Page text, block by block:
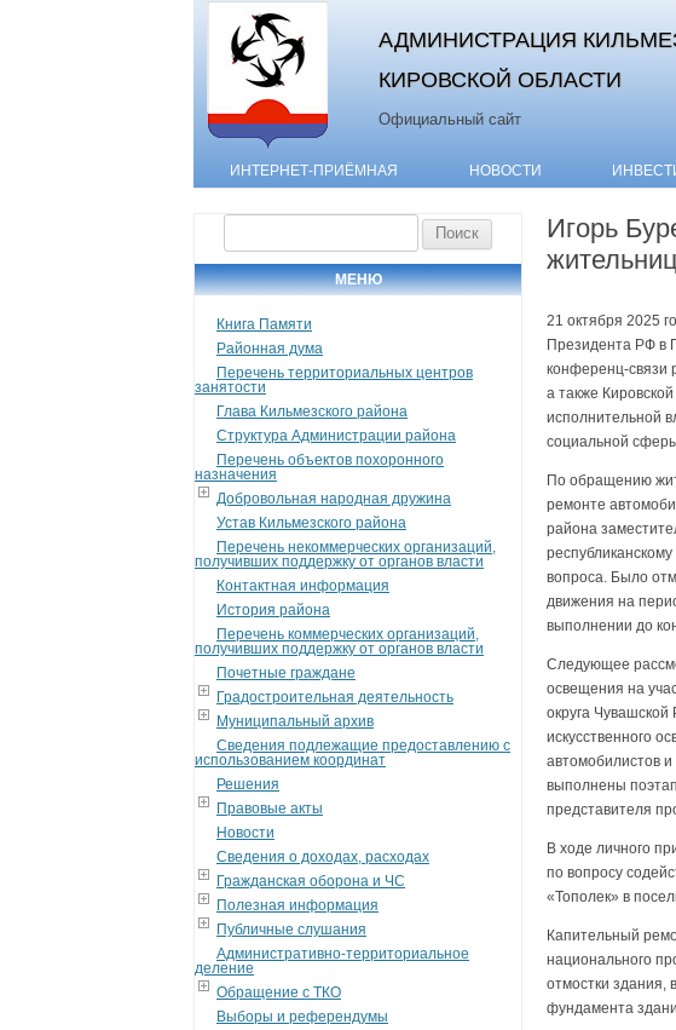
АДМИНИСТРАЦИЯ
КИРОВСКОЙ ОБЛАСТИ
Официальный сайт
ИНТЕРНЕТ-ПРИЁМНАЯ НОВОСТИ
МЕНЮ
Книга Памяти
Районная дума
Перечень территориальных центров
занятости
Глава Кильмезского района
Структура Администрации района
Перечень объектов похоронного
назначения
Добровольная народная дружина
Устав Кильмезского района
Перечень некоммерческих организаций,
получивших поддержку от органов власти
Контактная информация
История района
Перечень коммерческих организаций,
получивших поддержку от органов власти
Почетные граждане
Градостроительная деятельность
Муниципальный архив
Сведения подлежащие предоставлению с
использованием координат
Решения
Правовые акты
Новости
Сведения о доходах, расходах
Гражданская оборона и ЧС
Полезная информация
Публичные слушания
Административно-территориальное
деление
Обращение с ТКО
Выборы и референдумы
Игорь
21 октября 2025
Президента РФ в
конференц-связи
а также
исполнительной
социальной
По обращению
ремонте
района
вопроса. Было
движения на
выполнении до
Следующее
освещения на
округа Чувашской
искусственного
автомобилистов
выполнены
представителя
В ходе личного
по вопросу
«Тополек» в
Капительный
национального
отмостки здания,
фундамента